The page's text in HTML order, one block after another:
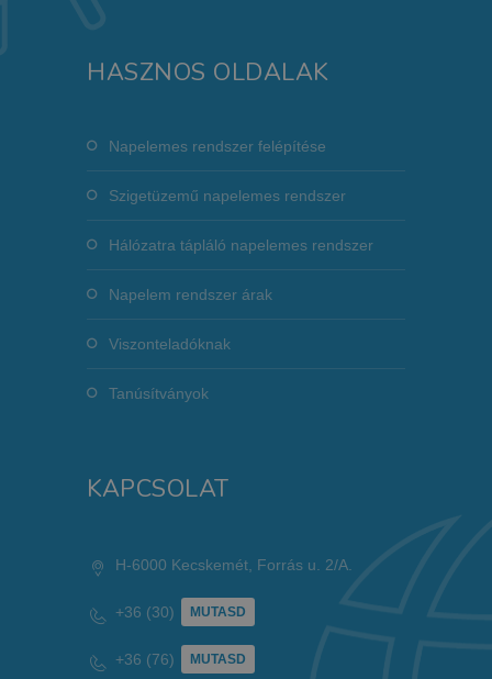
HASZNOS OLDALAK
Napelemes rendszer felépítése
Szigetüzemű napelemes rendszer
Hálózatra tápláló napelemes rendszer
Napelem rendszer árak
Viszonteladóknak
Tanúsítványok
KAPCSOLAT
H-6000 Kecskemét, Forrás u. 2/A.
+36 (30) MUTASD
+36 (76) MUTASD